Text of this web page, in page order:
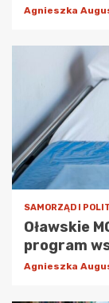
Agnieszka
SAMORZĄD I
Oławskie
program
Agnieszka